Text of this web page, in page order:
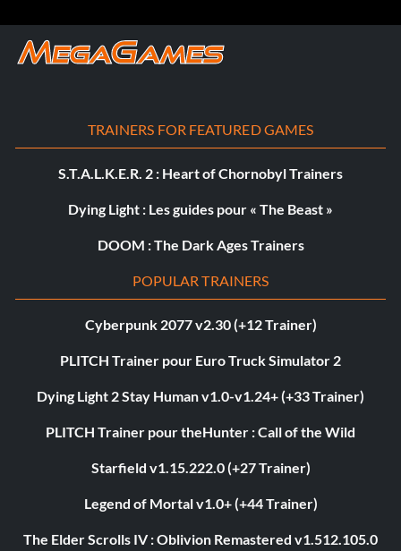
TRAINERS FOR FEATURED GAMES
S.T.A.L.K.E.R. 2 : Heart of Chornobyl Trainers
Dying Light : Les guides pour « The Beast »
DOOM : The Dark Ages Trainers
POPULAR TRAINERS
Cyberpunk 2077 v2.30 (+12 Trainer)
PLITCH Trainer pour Euro Truck Simulator 2
Dying Light 2 Stay Human v1.0-v1.24+ (+33 Trainer)
PLITCH Trainer pour theHunter : Call of the Wild
Starfield v1.15.222.0 (+27 Trainer)
Legend of Mortal v1.0+ (+44 Trainer)
The Elder Scrolls IV : Oblivion Remastered v1.512.105.0